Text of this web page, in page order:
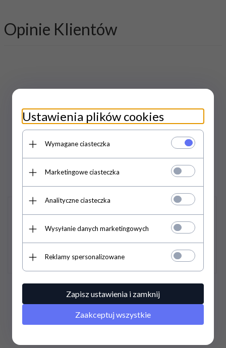
Opinie Klientów
PRODUKTY
POWIĄZANE /
PODOBNE
nierdzewnej z podziałką
21,2 l | 300x300 mm | z
pokrywką | RQ13030
nierdzewnej z podziałką
33 l | 350x350 mm | z
pokrywką RQ13535
Ustawienia plików cookies
Wymagane ciasteczka
Marketingowe ciasteczka
Analityczne ciasteczka
Wysyłanie danych marketingowych
Reklamy spersonalizowane
Zapisz ustawienia i zamknij
Zaakceptuj wszystkie